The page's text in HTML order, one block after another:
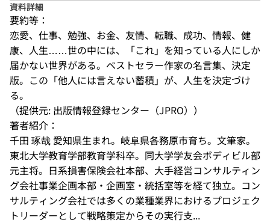
資料詳細
要約等：
恋愛、仕事、勉強、お金、友情、転職、成功、情報、健
康、人生……世の中には、「これ」を知っている人にしか
届かない世界がある。ベストセラー作家の名言集、決定
版。この「他人には言えない蓄積」が、人生を決定づけ
る。
（提供元: 出版情報登録センター（JPRO））
著者紹介：
千田 琢哉 愛知県生まれ。岐阜県各務原市育ち。文筆家。
東北大学教育学部教育学科卒。同大学学友会ボディビル部
元主将。日系損害保険会社本部、大手経営コンサルティン
グ会社事業企画本部・企画室・統括室等を経て独立。コン
サルティング会社では多くの業種業界におけるプロジェク
トリーダーとして戦略策定からその実行支...